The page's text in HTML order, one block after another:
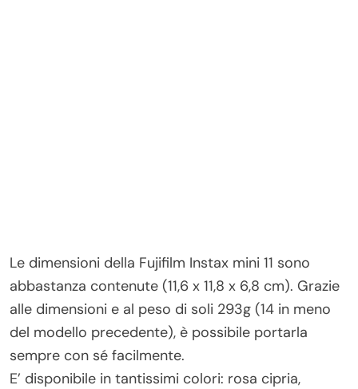
Le dimensioni della Fujifilm Instax mini 11 sono
abbastanza contenute (11,6 x 11,8 x 6,8 cm). Grazie
alle dimensioni e al peso di soli 293g (14 in meno
del modello precedente), è possibile portarla
sempre con sé facilmente.
E’ disponibile in tantissimi colori: rosa cipria,